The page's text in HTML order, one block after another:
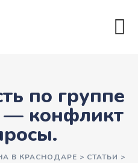
по группе
— конфликт
В КРАСНОДАРЕ > СТАТЬИ >